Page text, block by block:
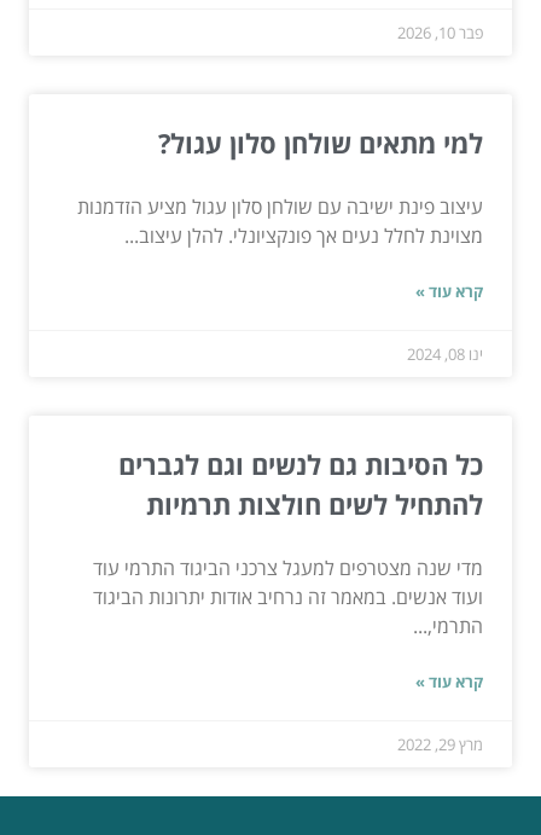
פבר 10, 2026
למי מתאים שולחן סלון עגול?
עיצוב פינת ישיבה עם שולחן סלון עגול מציע הזדמנות
מצוינת לחלל נעים אך פונקציונלי. להלן עיצוב...
קרא עוד »
ינו 08, 2024
כל הסיבות גם לנשים וגם לגברים
להתחיל לשים חולצות תרמיות
מדי שנה מצטרפים למעגל צרכני הביגוד התרמי עוד
ועוד אנשים. במאמר זה נרחיב אודות יתרונות הביגוד
התרמי,...
קרא עוד »
מרץ 29, 2022